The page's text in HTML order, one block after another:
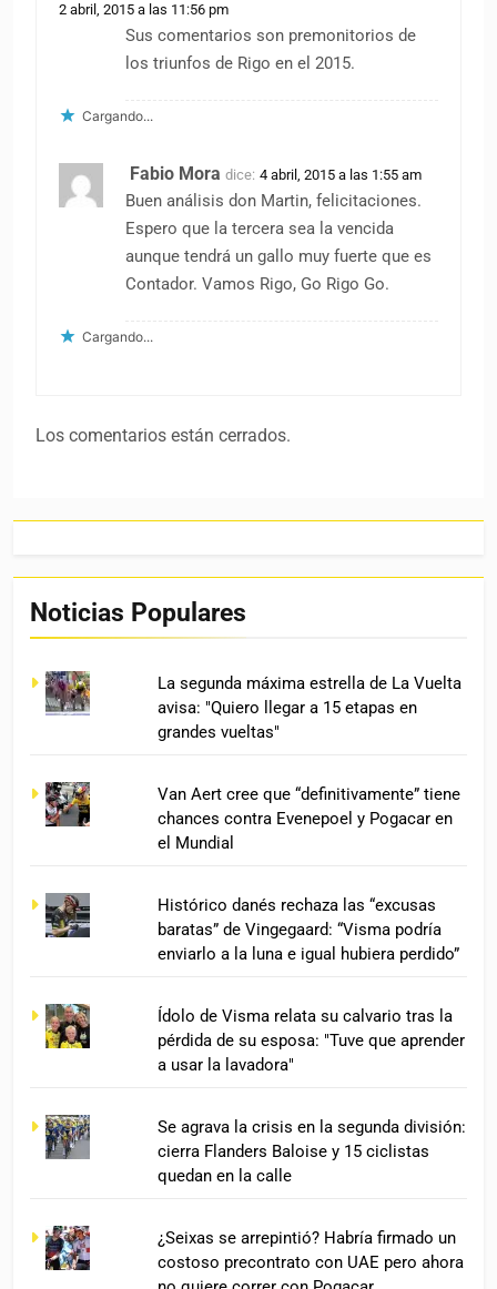
2 abril, 2015 a las 11:56 pm
Sus comentarios son premonitorios de
los triunfos de Rigo en el 2015.
Cargando...
Fabio Mora dice: 4 abril, 2015 a las 1:55 am
Buen análisis don Martin, felicitaciones.
Espero que la tercera sea la vencida
aunque tendrá un gallo muy fuerte que es
Contador. Vamos Rigo, Go Rigo Go.
Cargando...
Los comentarios están cerrados.
Noticias Populares
La segunda máxima estrella de La Vuelta
avisa: "Quiero llegar a 15 etapas en
grandes vueltas"
Van Aert cree que “definitivamente” tiene
chances contra Evenepoel y Pogacar en
el Mundial
Histórico danés rechaza las “excusas
baratas” de Vingegaard: “Visma podría
enviarlo a la luna e igual hubiera perdido”
Ídolo de Visma relata su calvario tras la
pérdida de su esposa: "Tuve que aprender
a usar la lavadora"
Se agrava la crisis en la segunda división:
cierra Flanders Baloise y 15 ciclistas
quedan en la calle
¿Seixas se arrepintió? Habría firmado un
costoso precontrato con UAE pero ahora